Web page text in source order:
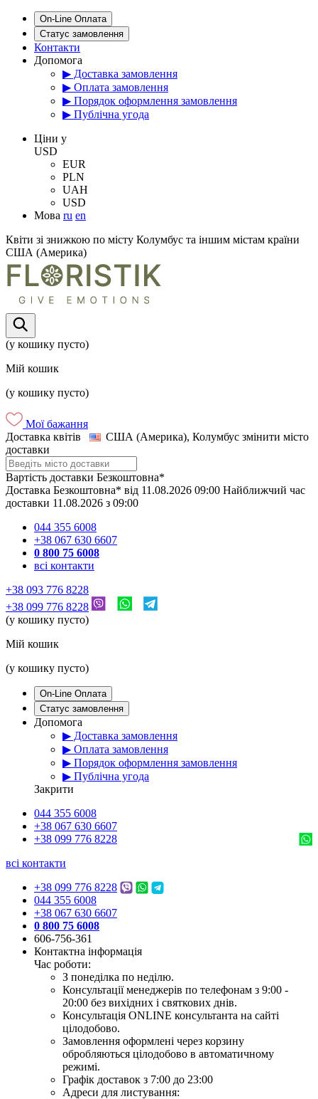
On-Line Оплата
Статус замовлення
Контакти
Допомога
▶ Доставка замовлення
▶ Оплата замовлення
▶ Порядок оформлення замовлення
▶ Публічна угода
Цiни у
USD
EUR
PLN
UAH
USD
Мова ru en
Квіти зі знижкою по місту Колумбус та іншим містам країни
США (Америка)
(у кошику пусто)
Мій кошик
(у кошику пусто)
Мої бажання
Доставка квітів
США (Америка), Колумбус змінити місто
доставки
Вартість доставки Безкоштовна*
Доставка Безкоштовна* від 11.08.2026 09:00 Найближчий час
доставки 11.08.2026 з 09:00
044 355 6008
+38 067 630 6607
0 800 75 6008
всі контакти
+38 093 776 8228
+38 099 776 8228
(у кошику пусто)
Мій кошик
(у кошику пусто)
On-Line Оплата
Статус замовлення
Допомога
▶ Доставка замовлення
▶ Оплата замовлення
▶ Порядок оформлення замовлення
▶ Публічна угода
Закрити
044 355 6008
+38 067 630 6607
+38 099 776 8228
всі контакти
+38 099 776 8228
044 355 6008
+38 067 630 6607
0 800 75 6008
606-756-361
Контактна інформація
Час роботи:
З понеділка по неділю.
Консультації менеджерів по телефонам з 9:00 -
20:00 без вихідних і святкових днів.
Консультація ONLINE консультанта на сайті
цілодобово.
Замовлення оформлені через корзину
обробляються цілодобово в автоматичному
режимі.
Графік доставок з 7:00 до 23:00
Адреси для листування: